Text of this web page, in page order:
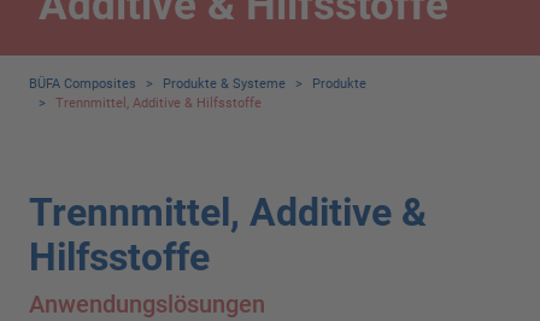
BÜFA Composites > Produkte & Systeme >
Produkte
>
Trennmittel, Additive & Hilfsstoffe
Trennmittel, Additive &
Hilfsstoffe
Anwendungslösungen